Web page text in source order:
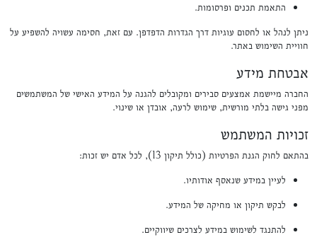
התאמת תכנים ופרסומות.
ניתן לנהל או לחסום עוגיות דרך הגדרות הדפדפן. עם זאת, חסימה עשויה להשפיע על
חוויית השימוש באתר.
אבטחת מידע
החברה מיישמת אמצעים סבירים ומקובלים להגנה על המידע האישי של המשתמשים
מפני גישה בלתי מורשית, שימוש לרעה, אובדן או שינוי.
זכויות המשתמש
בהתאם לחוק הגנת הפרטיות (כולל תיקון 13), לכל אדם יש זכות:
לעיין במידע שנאסף אודותיו.
לבקש תיקון או מחיקה של המידע.
להתנגד לשימוש במידע לצרכים שיווקיים.